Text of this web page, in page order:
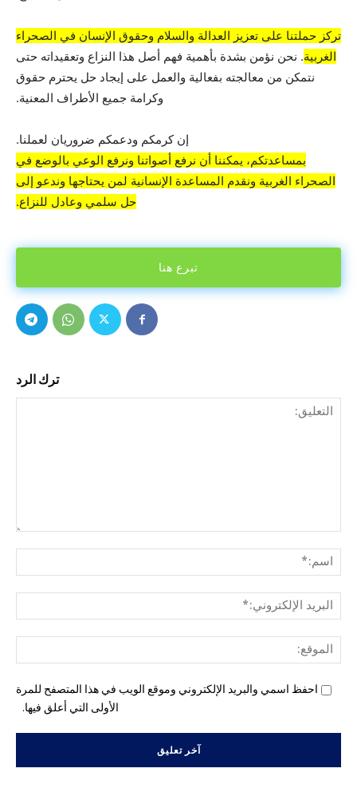
تركز حملتنا على تعزيز العدالة والسلام وحقوق الإنسان في الصحراء
الغربية. نحن نؤمن بشدة بأهمية فهم أصل هذا النزاع وتعقيداته حتى
نتمكن من معالجته بفعالية والعمل على إيجاد حل يحترم حقوق
وكرامة جميع الأطراف المعنية.
إن كرمكم ودعمكم ضروريان لعملنا.
بمساعدتكم، يمكننا أن نرفع أصواتنا ونرفع الوعي بالوضع في
الصحراء الغربية ونقدم المساعدة الإنسانية لمن يحتاجها وندعو إلى
حل سلمي وعادل للنزاع.
تبرع هنا
ترك الرد
احفظ اسمي والبريد الإلكتروني وموقع الويب في هذا المتصفح للمرة
الأولى التي أعلق فيها.